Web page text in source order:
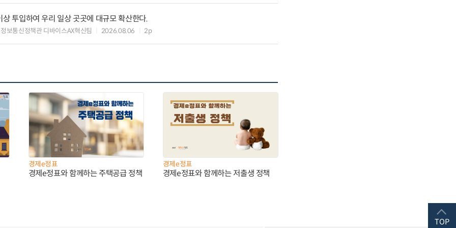
투입하여 우리 일상 곳곳에 대규모 확산한다.
보통신정책관 디바이스AX혁신팀 2026.08.06 2p
경제e정표
경제e정표와 함께하는 주택공급 정책
경제e정표
경제e정표와 함께하는 저출생 정책
TOP